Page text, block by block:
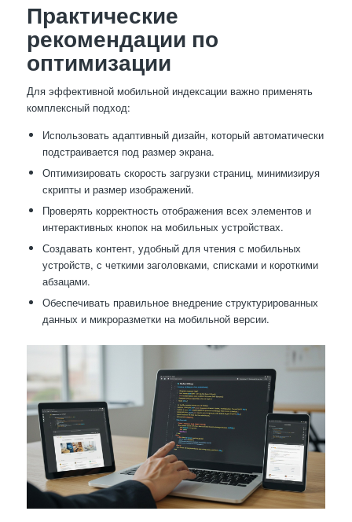
Практические
рекомендации по
оптимизации
Для эффективной мобильной индексации важно применять
комплексный подход:
Использовать адаптивный дизайн, который автоматически
подстраивается под размер экрана.
Оптимизировать скорость загрузки страниц, минимизируя
скрипты и размер изображений.
Проверять корректность отображения всех элементов и
интерактивных кнопок на мобильных устройствах.
Создавать контент, удобный для чтения с мобильных
устройств, с четкими заголовками, списками и короткими
абзацами.
Обеспечивать правильное внедрение структурированных
данных и микроразметки на мобильной версии.